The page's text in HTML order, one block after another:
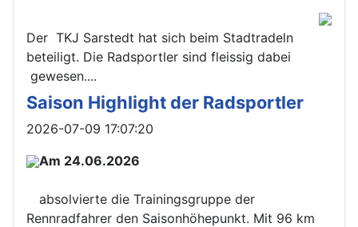
Der TKJ Sarstedt hat sich beim Stadtradeln
beteiligt. Die Radsportler sind fleissig dabei
gewesen....
Saison Highlight der Radsportler
Details
2026-07-09 17:07:20
Am 24.06.2026
absolvierte die Trainingsgruppe der
Rennradfahrer den Saisonhöhepunkt. Mit 96 km